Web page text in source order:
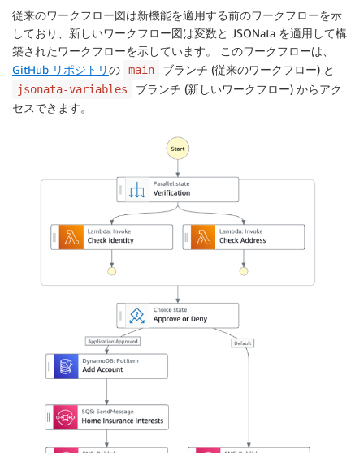
{"category": "home", "type": "business",
    ]
  }
従来のワークフロー図は新機能を適用する前のワークフローを示
しており、新しいワークフロー図は変数と JSONata を適用して構
築されたワークフローを示しています。 このワークフローは、
GitHub リポジトリの main ブランチ (従来のワークフロー) と
jsonata-variables
ブランチ (新しいワークフロー) からアク
セスできます。